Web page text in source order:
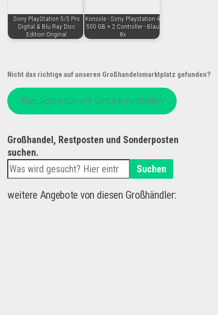
Sony PlayStation 5/5 Pro
Digital & Blu Ray Disc
Edition Original
Konsole - Sony Playstation 4
500 GB + 2 Controller - Blau
8x
Nicht das richtige auf unseren Großhandelsmarktplatz gefunden?
Hier kostenlos ein Gesuch einstellen
Großhandel, Restposten und Sonderposten
suchen.
Suchen
weitere Angebote von diesen Großhändler: